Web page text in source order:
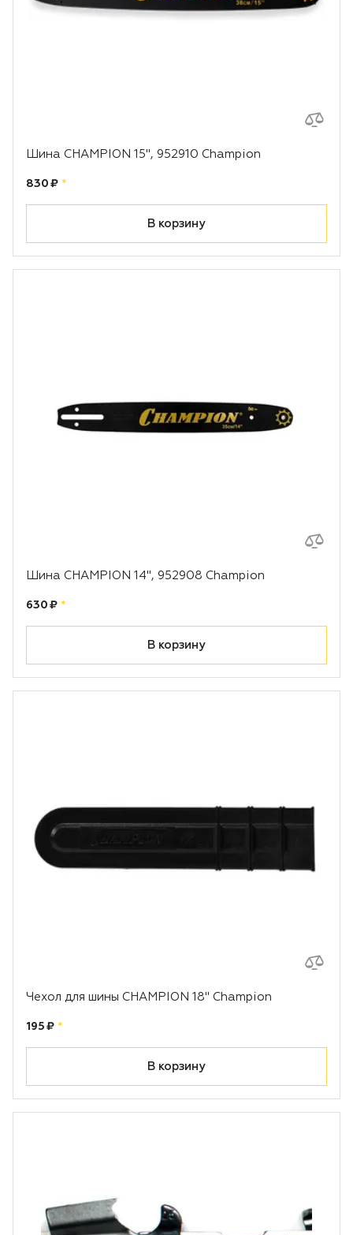
Шина CHAMPION 15", 952910 Champion
Цена:
830 ₽ рублей
*
В корзину
Шина CHAMPION 14", 952908 Champion
Цена:
630 ₽ рублей
*
В корзину
Чехол для шины CHAMPION 18" Champion
Цена:
195 ₽ рублей
*
В корзину